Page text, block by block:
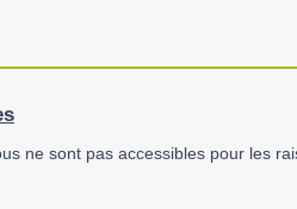
ne sont pas accessibles pour les